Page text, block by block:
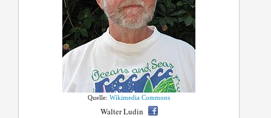
Quelle:Wikimedia Commons
Walter Ludin